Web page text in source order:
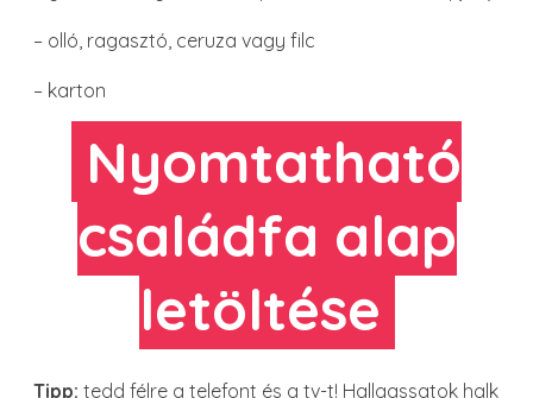
– olló, ragasztó, ceruza vagy filc
– karton
Nyomtatható
családfa alap
letöltése
Tipp: tedd félre a telefont és a tv-t! Hallgassatok halk